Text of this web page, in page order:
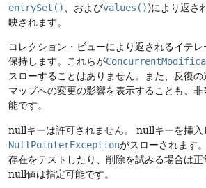
entrySet()
、およびvalues())により返さ
映されます。
コレクション・ビューにより返されるイテレ
保持します。これらが
スローすることはありません。また、反復
マップへの変更の影響を表示することも、
能です。
nullキーは許可されません。
nullキーを挿入
NullPointerExceptionがスローされます。
存在をテストしたり、削除を試みる場合は正
null値は指定可能です。